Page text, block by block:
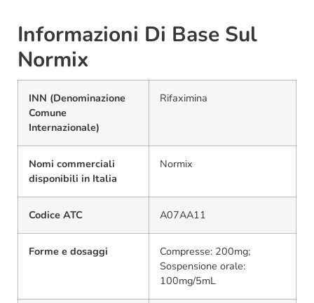
Informazioni Di Base Sul
Normix
INN (Denominazione
Comune
Internazionale)
Rifaximina
Nomi commerciali
disponibili in Italia
Normix
Codice ATC A07AA11
Forme e dosaggi
Compresse: 200mg;
Sospensione orale:
100mg/5mL